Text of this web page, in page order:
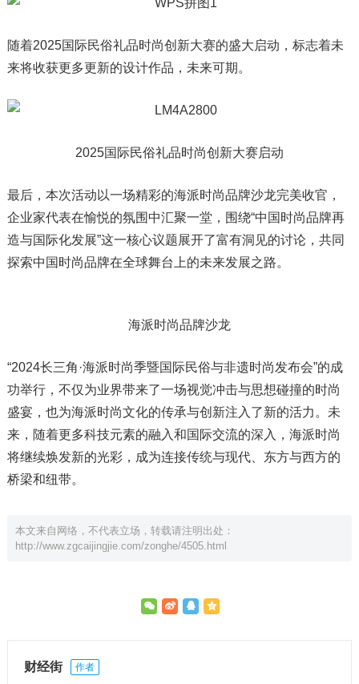
随着2025国际民俗礼品时尚创新大赛的盛大启动，标志着未
来将收获更多更新的设计作品，未来可期。
2025国际民俗礼品时尚创新大赛启动
最后，本次活动以一场精彩的海派时尚品牌沙龙完美收官，
企业家代表在愉悦的氛围中汇聚一堂，围绕“中国时尚品牌再
造与国际化发展”这一核心议题展开了富有洞见的讨论，共同
探索中国时尚品牌在全球舞台上的未来发展之路。
海派时尚品牌沙龙
“2024长三角·海派时尚季暨国际民俗与非遗时尚发布会”的成
功举行，不仅为业界带来了一场视觉冲击与思想碰撞的时尚
盛宴，也为海派时尚文化的传承与创新注入了新的活力。未
来，随着更多科技元素的融入和国际交流的深入，海派时尚
将继续焕发新的光彩，成为连接传统与现代、东方与西方的
桥梁和纽带。
本文来自网络，不代表立场，转载请注明出处：
http://www.zgcaijingjie.com/zonghe/4505.html
财经街 作者